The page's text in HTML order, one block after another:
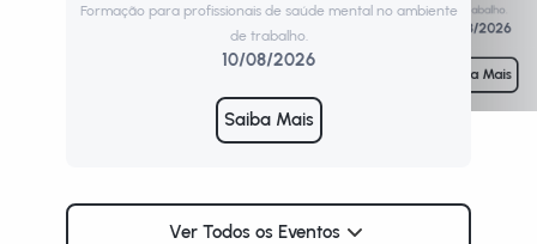
Formação para profissionais de saúde mental no ambiente
de trabalho.
10/08/2026
Saiba Mais
de trabalho.
11/08/2026
Saiba Mais
Ver Todos os Eventos